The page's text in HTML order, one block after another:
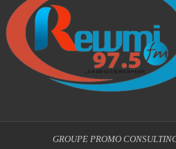
GROUPE PROMO